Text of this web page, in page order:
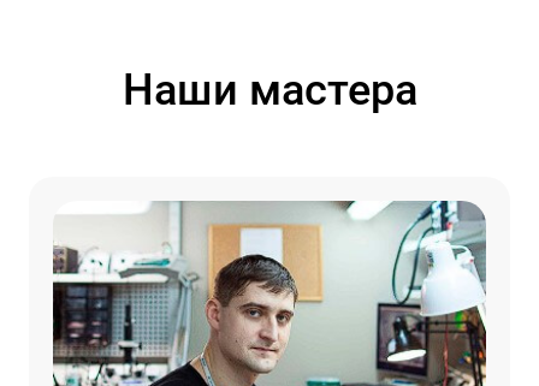
Наши мастера